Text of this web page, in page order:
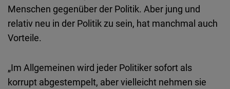
Menschen gegenüber der Politik. Aber jung und
relativ neu in der Politik zu sein, hat manchmal auch
Vorteile.
„Im Allgemeinen wird jeder Politiker sofort als
korrupt abgestempelt, aber vielleicht nehmen sie